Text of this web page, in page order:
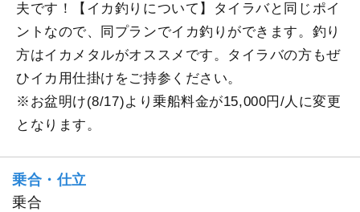
夫です！【イカ釣りについて】タイラバと同じポイ
ントなので、同プランでイカ釣りができます。釣り
方はイカメタルがオススメです。タイラバの方もぜ
ひイカ用仕掛けをご持参ください。
※お盆明け(8/17)より乗船料金が15,000円/人に変更
となります。
乗合・仕立
乗合